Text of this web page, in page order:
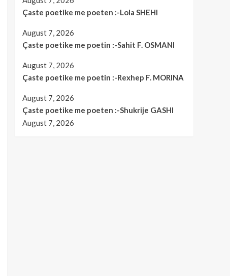
Çaste poetike me poeten :-Lola SHEHI
August 7, 2026
Çaste poetike me poetin :-Sahit F. OSMANI
August 7, 2026
Çaste poetike me poetin :-Rexhep F. MORINA
August 7, 2026
Çaste poetike me poeten :-Shukrije GASHI
August 7, 2026